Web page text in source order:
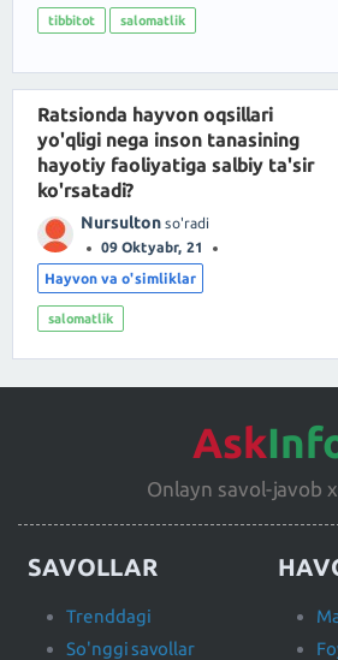
tibbitot salomatlik
Ratsionda hayvon oqsillari
yo'qligi nega inson tanasining
hayotiy faoliyatiga salbiy ta'sir
ko'rsatadi?
Nursulton so'radi
09 Oktyabr, 21
Hayvon va o'simliklar
salomatlik
Ask
Onlayn savol-javob
SAVOLLAR
Trenddagi
So'nggi savollar